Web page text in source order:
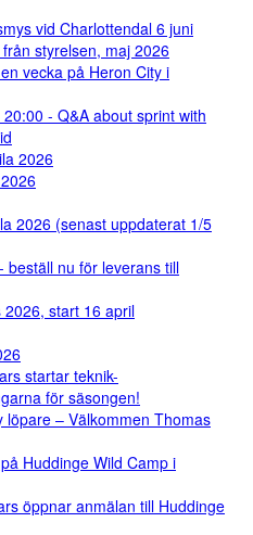
vid Charlottendal 6 juni
styrelsen, maj 2026
vecka på Heron City i
- Q&A about sprint with
2026
2026 (senast uppdaterat 1/5
beställ nu för leverans till
2026, start 16 april
startar teknik-
för säsongen!
löpare – Välkommen Thomas
Huddinge Wild Camp i
öppnar anmälan till Huddinge